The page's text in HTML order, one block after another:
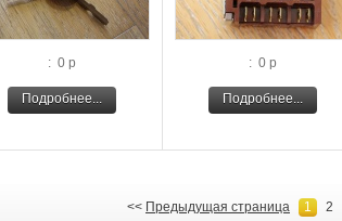
: 0 р
Подробнее...
: 0 р
Подробнее...
<< Предыдущая страница 1 2